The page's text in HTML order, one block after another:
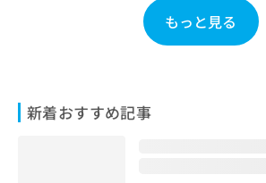
もっと見る
新着おすすめ記事
せ
は